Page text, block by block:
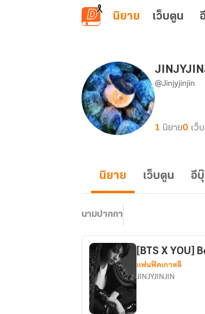
ข้ามไปยังเนื้อหาหลัก
นิยาย เว็บตูน
@Jinjyjinjin
1 นิยาย0 เว็
นิยาย เว็บตูน อี
นามปากกา
[BTS X YOU]
แฟนฟิคเกาหลี
JINJYJINJIN